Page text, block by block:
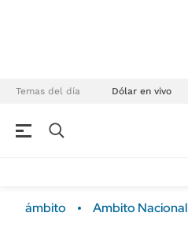
Temas del día Dólar en vivo
ámbito Ambito Nacional